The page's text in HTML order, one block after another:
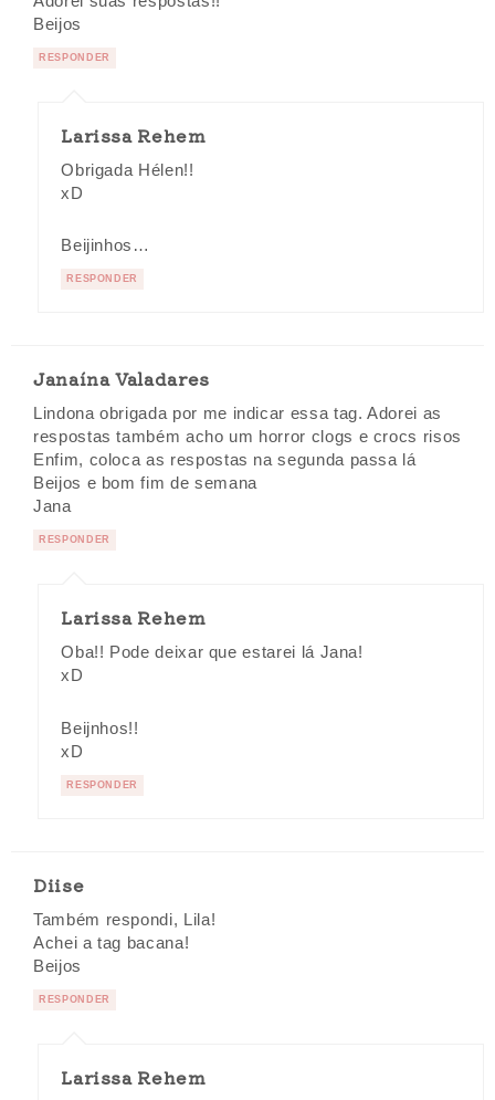
Beijos
RESPONDER
Larissa Rehem
Obrigada Hélen!!
xD
Beijinhos…
RESPONDER
Janaína Valadares
Lindona obrigada por me indicar essa tag. Adorei as
respostas também acho um horror clogs e crocs risos
Enfim, coloca as respostas na segunda passa lá
Beijos e bom fim de semana
Jana
RESPONDER
Larissa Rehem
Oba!! Pode deixar que estarei lá Jana!
xD
Beijnhos!!
xD
RESPONDER
Diise
Também respondi, Lila!
Achei a tag bacana!
Beijos
RESPONDER
Larissa Rehem